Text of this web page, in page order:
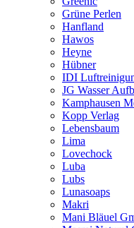
Grüne Perlen
Hanfland
Hawos
Heyne
Hübner
IDI
JG Wasser
Kamphausen
Kopp Verlag
Lebensbaum
Lima
Lovechock
Luba
Lubs
Lunasoaps
Makri
Mani Bläuel